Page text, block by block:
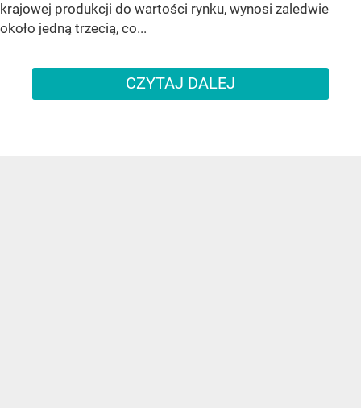
krajowej produkcji do wartości rynku, wynosi zaledwie
około jedną trzecią, co...
CZYTAJ DALEJ